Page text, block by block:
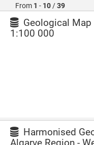
From 1 - 10 /39
Geological
1:100 000
Harmonised